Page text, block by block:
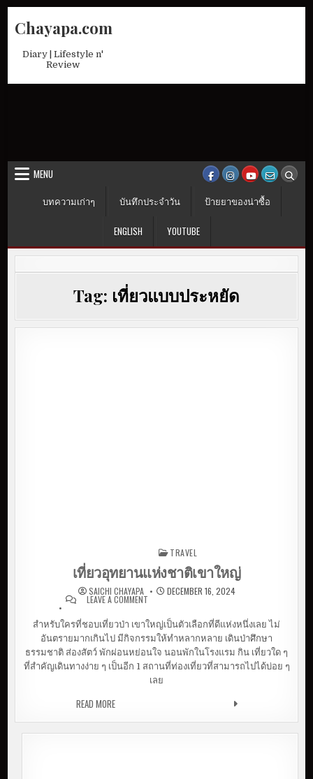
Chayapa.com
Diary | Lifestyle n'
Review
MENU
บทความเก่าๆ
บันทึกประจำวัน ป้ายยาของน่าซื้อ
ENGLISH YOUTUBE
Tag: เที่ยวแบบประหยัด
TRAVEL
เที่ยวอุทยานแห่งชาติเขาใหญ่
SAICHI CHAYAPA DECEMBER 16, 2024
LEAVE A COMMENTON เที่ยวอุทยานแห่งชาติเขา
สำหรับใครที่ชอบเที่ยวป่า เขาใหญ่เป็นตัวเลือกที่ดีแห่งหนึ่งเลย ไม่
อันตรายมากเกินไป มีกิจกรรมให้ทำหลากหลาย เดินป่าศึกษา
ธรรมชาติ ส่องสัตว์ พักผ่อนหย่อนใจ นอนพักในโรงแรม กิน เที่ยวใด ๆ
ที่สำคัญเดินทางง่าย ๆ เป็นอีก 1 สถานที่ท่องเที่ยวที่สามารถไปได้บ่อย ๆ
เลย
READ MOREเที่ยวอุทยานแห่งชาติเขาใหญ่